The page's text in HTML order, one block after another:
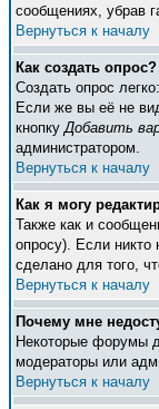
сообщениях, убрав
Вернуться к началу
Как создать опрос?
Создать опрос
Если же вы её не
кнопкуДобавить
администратором.
Вернуться к началу
Как я могу
Также как и
опросу). Если никто
сделано для того,
Вернуться к началу
Почему мне
Некоторые форумы
модераторы или
Вернуться к началу